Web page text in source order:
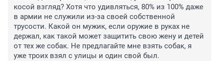
косой взгляд? Хотя что удивляться, 80% из 100% даже
в армии не служили из-за своей собственной
трусости. Какой он мужик, если оружие в руках не
держал, как такой может защитить свою жену и детей
от тех же собак. Не предлагайте мне взять собак, я
уже троих взял с улицы и один свой был.